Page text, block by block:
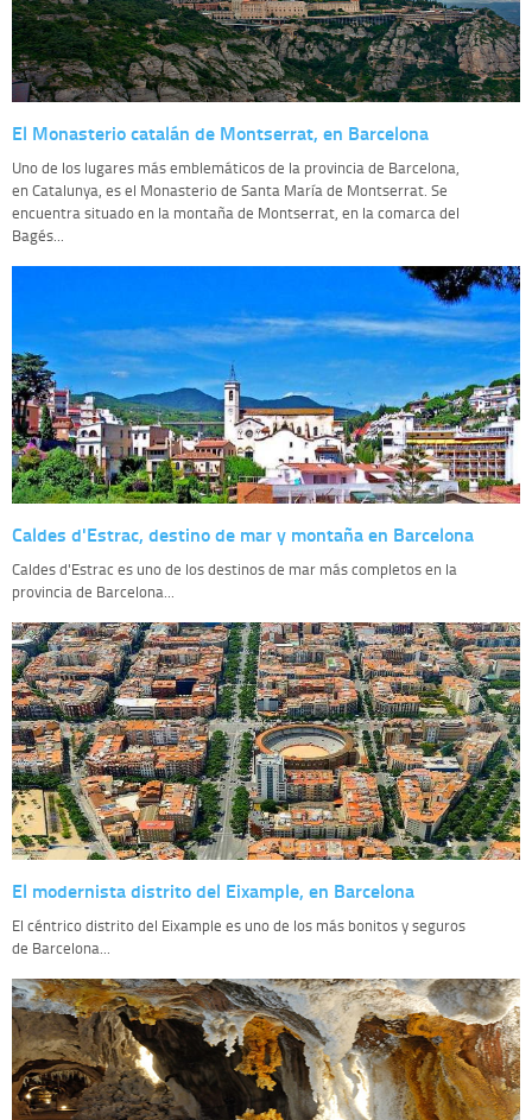
El Monasterio catalán de Montserrat, en Barcelona
Uno de los lugares más emblemáticos de la provincia de Barcelona,
en Catalunya, es el Monasterio de Santa María de Montserrat. Se
encuentra situado en la montaña de Montserrat, en la comarca del
Bagés...
Caldes d'Estrac, destino de mar y montaña en Barcelona
Caldes d'Estrac es uno de los destinos de mar más completos en la
provincia de Barcelona...
El modernista distrito del Eixample, en Barcelona
El céntrico distrito del Eixample es uno de los más bonitos y seguros
de Barcelona...